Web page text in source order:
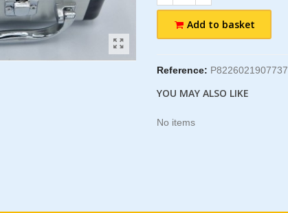
Add to basket
Reference: P8226021907737
YOU MAY ALSO LIKE
No items